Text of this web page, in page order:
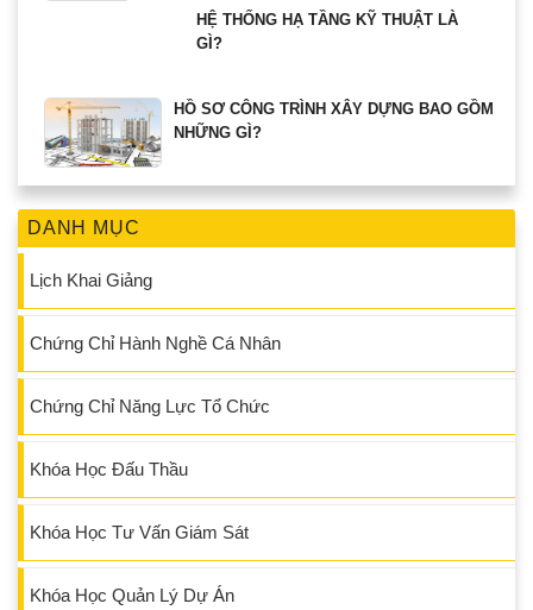
DANH MỤC
Lịch Khai Giảng
Chứng Chỉ Hành Nghề Cá Nhân
Chứng Chỉ Năng Lực Tổ Chức
Khóa Học Đấu Thầu
Khóa Học Tư Vấn Giám Sát
Khóa Học Quản Lý Dự Án
HỆ THỐNG HẠ TẦNG KỸ THUẬT LÀ
GÌ?
HỒ SƠ CÔNG TRÌNH XÂY DỰNG BAO GỒM
NHỮNG GÌ?